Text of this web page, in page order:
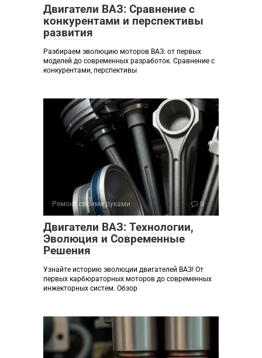
Двигатели ВАЗ: Сравнение с
конкурентами и перспективы
развития
Разбираем эволюцию моторов ВАЗ: от первых
моделей до современных разработок. Сравнение с
конкурентами, перспективы
Ремонт своими руками 0
Двигатели ВАЗ: Технологии,
Эволюция и Современные
Решения
Узнайте историю эволюции двигателей ВАЗ! От
первых карбюраторных моторов до современных
инжекторных систем. Обзор